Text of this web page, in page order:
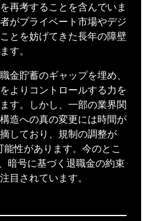
再考することを含んでいま
がプライベート市場やデジ
とを妨げてきた長年の障壁
す。
金貯蓄のギャップを埋め、
よりコントロールする力を
す。しかし、一部の業界関
造への真の変更には時間が
しており、規制の調整が
性があります。今のとこ
暗号に基づく退職金の約束
目されています。